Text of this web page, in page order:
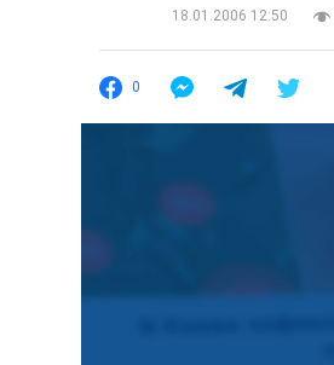
18.01.2006 12:50
0